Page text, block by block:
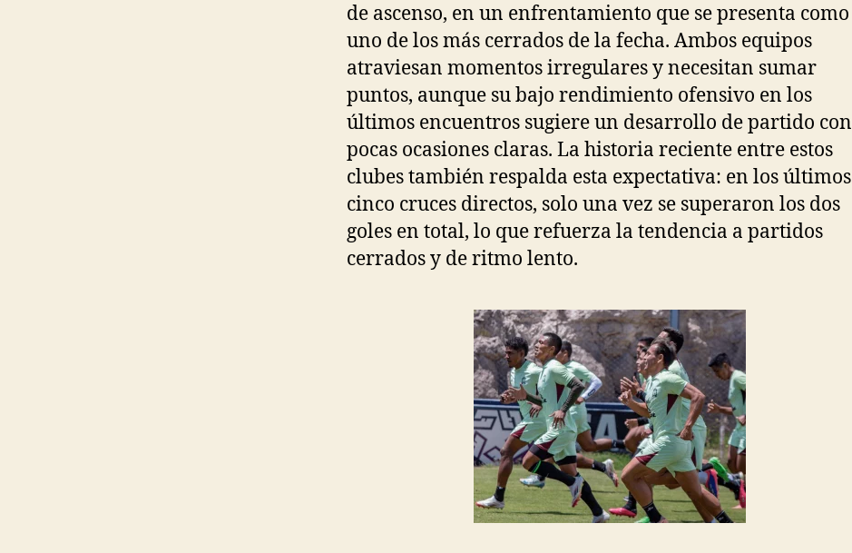
de ascenso, en un enfrentamiento que se presenta como
uno de los más cerrados de la fecha. Ambos equipos
atraviesan momentos irregulares y necesitan sumar
puntos, aunque su bajo rendimiento ofensivo en los
últimos encuentros sugiere un desarrollo de partido con
pocas ocasiones claras. La historia reciente entre estos
clubes también respalda esta expectativa: en los últimos
cinco cruces directos, solo una vez se superaron los dos
goles en total, lo que refuerza la tendencia a partidos
cerrados y de ritmo lento.